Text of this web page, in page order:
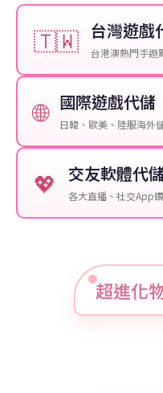
🇹🇼 台灣遊戲
台港澳熱門手遊
🌐 國際遊戲代儲
日韓、歐美、陸服海外
💖 交友軟體代
各大直播、社交App
超進化